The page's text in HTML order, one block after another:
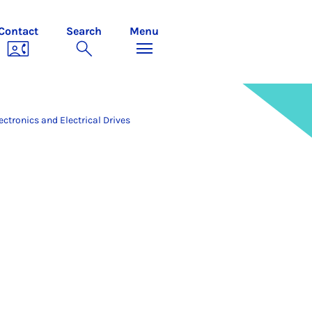
Search Menu
and Electrical Drives